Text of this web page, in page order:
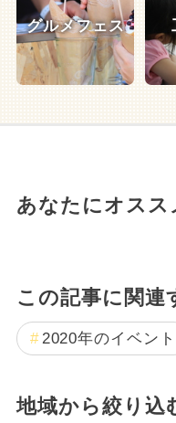
グルメフェス
あなたにオスス
この記事に関連
2020年のイベント
地域から絞り込